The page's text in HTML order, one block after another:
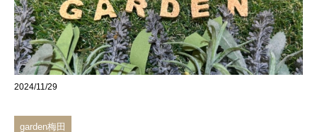
2024/11/29
garden梅田